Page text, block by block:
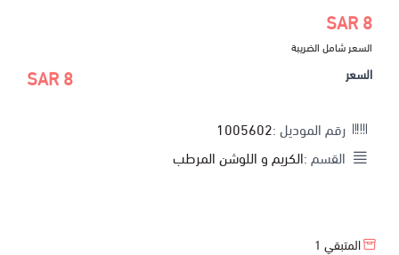
8 SAR
السعر شامل الضريبة
السعر 8 SAR
رقم الموديل :1005602
القسم :الكريم و اللوشن المرطب
المتبقي 1